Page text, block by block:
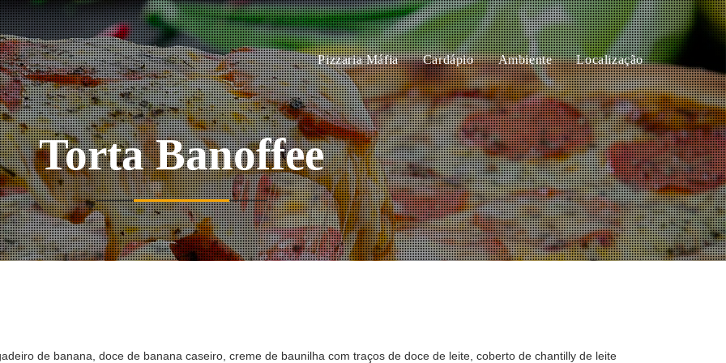
Pizzaria Máfia Cardápio Ambiente Localização
Torta Banoffee
de banana, doce de banana caseiro, creme de baunilha com traços de doce de leite, coberto de chantilly de leite